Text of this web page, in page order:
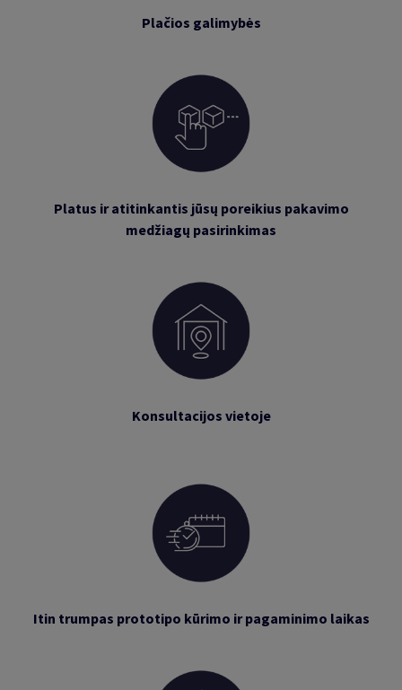
Plačios galimybės
Platus ir atitinkantis jūsų poreikius pakavimo
medžiagų pasirinkimas
Konsultacijos vietoje
Itin trumpas prototipo kūrimo ir pagaminimo laikas